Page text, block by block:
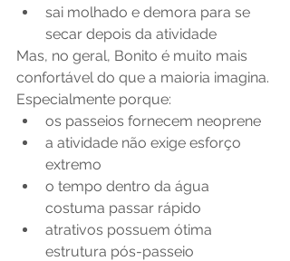
sai molhado e demora para se
secar depois da atividade
Mas, no geral, Bonito é muito mais
confortável do que a maioria imagina.
Especialmente porque:
os passeios fornecem neoprene
a atividade não exige esforço
extremo
o tempo dentro da água
costuma passar rápido
atrativos possuem ótima
estrutura pós-passeio